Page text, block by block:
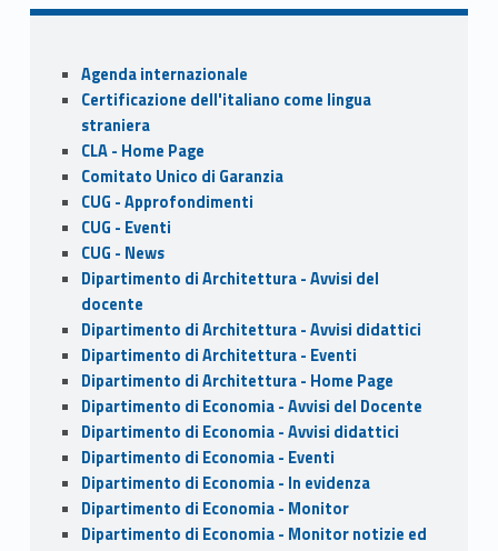
b
o
o
k
d
o
n
l e
Sidebar
Agenda internazionale
Certificazione dell'italiano come lingua
straniera
CLA - Home Page
Comitato Unico di Garanzia
CUG - Approfondimenti
CUG - Eventi
CUG - News
Dipartimento di Architettura - Avvisi del
docente
Dipartimento di Architettura - Avvisi didattici
Dipartimento di Architettura - Eventi
Dipartimento di Architettura - Home Page
Dipartimento di Economia - Avvisi del Docente
Dipartimento di Economia - Avvisi didattici
Dipartimento di Economia - Eventi
Dipartimento di Economia - In evidenza
Dipartimento di Economia - Monitor
Dipartimento di Economia - Monitor notizie ed